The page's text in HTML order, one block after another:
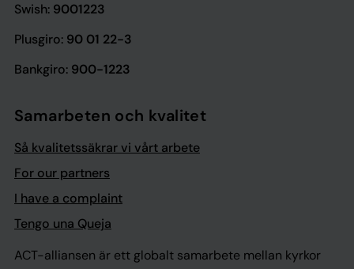
Swish: 9001223
Plusgiro: 90 01 22-3
Bankgiro: 900-1223
Samarbeten och kvalitet
Så kvalitetssäkrar vi vårt arbete
For our partners
I have a complaint
Tengo una Queja
ACT-alliansen är ett globalt samarbete mellan kyrkor